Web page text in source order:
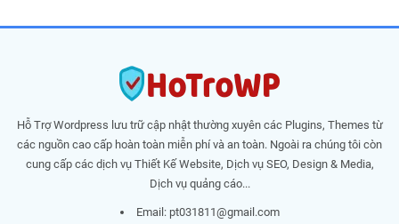
Hỗ Trợ Wordpress lưu trữ cập nhật thường xuyên các Plugins, Themes từ
các nguồn cao cấp hoàn toàn miễn phí và an toàn. Ngoài ra chúng tôi còn
cung cấp các dịch vụ Thiết Kế Website, Dịch vụ SEO, Design & Media,
Dịch vụ quảng cáo...
Email: pt031811@gmail.com